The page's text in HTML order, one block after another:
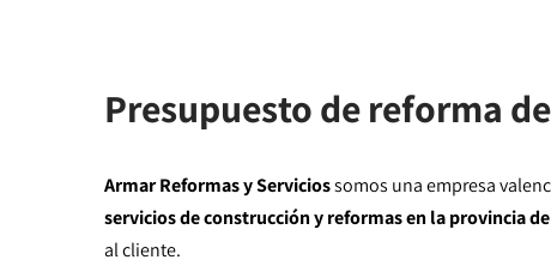
Presupuesto de reforma
Armar Reformas y Serviciossomos una empresa
servicios de construcción y reformas en la provincia
al cliente.